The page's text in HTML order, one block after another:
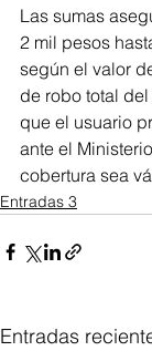
Las sumas
2 mil pesos
según el valor
de robo total
que el usuario
ante el
cobertura sea
Entradas 3
Entradas